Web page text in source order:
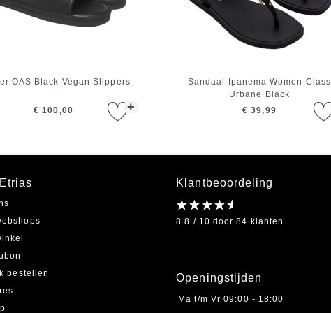
+
OAS Black Vegan Slippers
€ 100,00
Sandaal Ipanema Women Class
Urbane Black
€ 39,99
bestellen
Klantbeoordeling
8.8 / 10 door 84 klanten
Openingstijden
Ma t/m Vr 09:00 - 18:00